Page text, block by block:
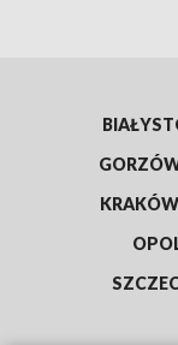
KRAKÓW